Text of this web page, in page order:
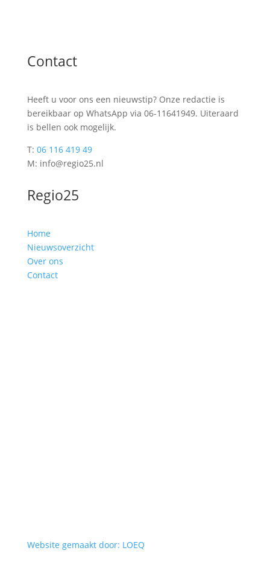
Contact
Heeft u voor ons een nieuwstip? Onze redactie is
bereikbaar op WhatsApp via 06-11641949. Uiteraard
is bellen ook mogelijk.
T: 06 116 419 49
M: info@regio25.nl
Regio25
Home
Nieuwsoverzicht
Over ons
Contact
Website gemaakt door: LOEQ